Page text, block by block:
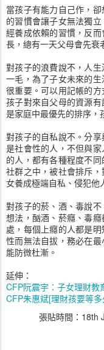
當孩子有能力自己作，
的習慣會讓子女無法獨
經養成依賴的習慣，反
長，總有一天父母會先衰
對孩子的浪費說不，人
一毛，為了子女未來的
很重要。可以用記帳的
孩子對來自父母的資源
是家庭中最優先的排序，
對孩子的自私說不。分
是社會性的人，不但與
的人，都有各種程度不
社群之中，被社會排斥
女養成極端自私、侵犯他
對孩子的菸、酒、毒說
想法，酗酒、菸癮、毒
處，每個上癮的人都是
性而無法自拔，務必在
能防微杜漸。
延伸：
CFP阮震宇：子女理财教
CFP朱惠斌[理財孩要等多
張貼時間： 18th